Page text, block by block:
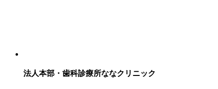
法人本部・歯科診療所ななクリニック